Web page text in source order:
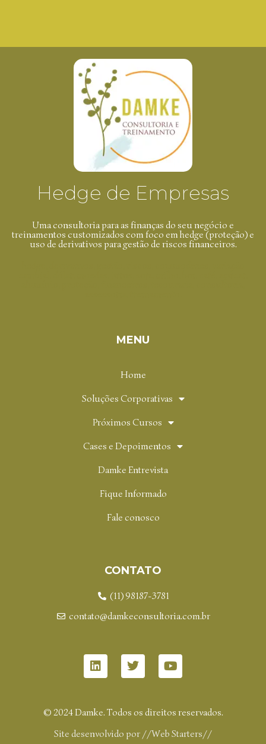
Hedge de Empresas
Uma consultoria para as finanças do seu negócio e
treinamentos customizados com foco em hedge (proteção) e
uso de derivativos para gestão de riscos financeiros.
MENU
Home
Soluções Corporativas
Próximos Cursos
Cases e Depoimentos
Damke Entrevista
Fique Informado
Fale conosco
CONTATO
(11) 98187-3781
contato@damkeconsultoria.com.br
© 2024 Damke. Todos os direitos reservados.
Site desenvolvido por //Web Starters//